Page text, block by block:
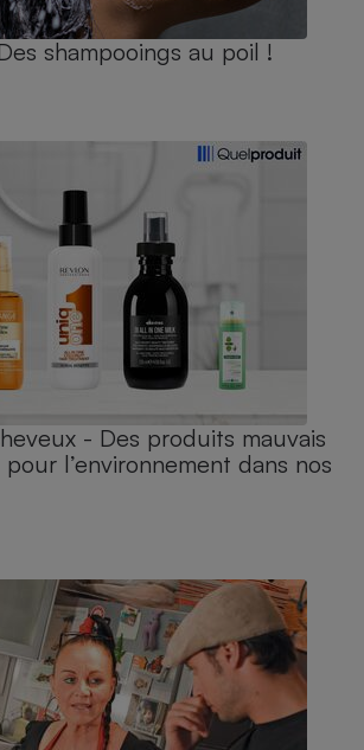
shampooings au poil !
- Des produits mauvais
l’environnement dans nos